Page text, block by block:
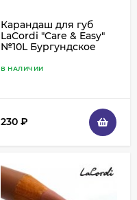
Карандаш для губ
LaCordi "Care & Easy"
№10L Бургундское
В НАЛИЧИИ
230 ₽